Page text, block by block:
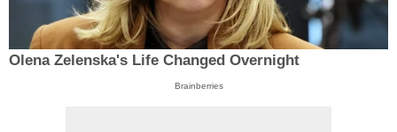
Olena Zelenska's Life Changed Overnight
Brainberries